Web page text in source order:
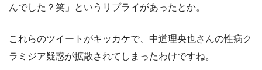
んでした？笑」というリプライがあったとか。
これらのツイートがキッカケで、中道理央也さんの性病ク
ラミジア疑惑が拡散されてしまったわけですね。